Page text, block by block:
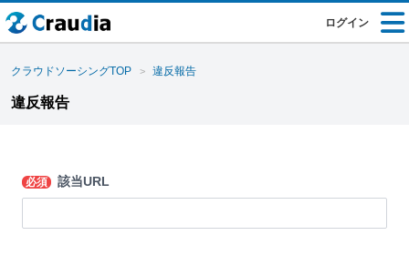
ログイン
クラウドソーシングTOP 違反報告
違反報告
必須 該当URL